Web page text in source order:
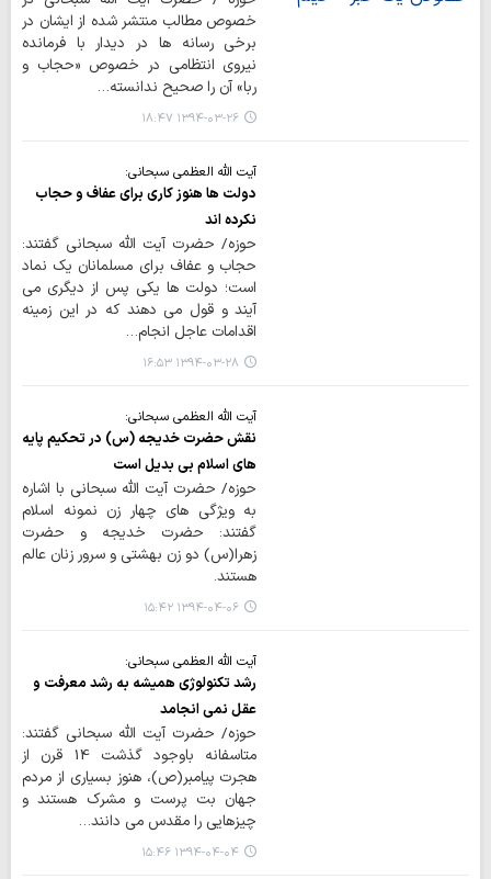
خصوص مطالب منتشر شده از ایشان در
برخی رسانه ها در دیدار با فرمانده
نیروی انتظامی در خصوص «حجاب و
ربا» آن را صحیح ندانسته…
۱۳۹۴-۰۳-۲۶ ۱۸:۴۷
آیت الله العظمی سبحانی:
دولت ها هنوز کاری برای عفاف و حجاب
نکرده اند
حوزه/ حضرت آیت الله سبحانی گفتند:
حجاب و عفاف برای مسلمانان یک نماد
است؛ دولت ها یکی پس از دیگری می
آیند و قول می دهند که در این زمینه
اقدامات عاجل انجام…
۱۳۹۴-۰۳-۲۸ ۱۶:۵۳
آیت الله العظمی سبحانی:
نقش حضرت خدیجه (س) در تحکیم پایه
های اسلام بی بدیل است
حوزه/ حضرت آیت الله سبحانی با اشاره
به ویژگی های چهار زن نمونه اسلام
گفتند: حضرت خدیجه و حضرت
زهرا(س) دو زن بهشتی و سرور زنان عالم
هستند.
۱۳۹۴-۰۴-۰۶ ۱۵:۴۲
آیت الله العظمی سبحانی:
رشد تکنولوژی همیشه به رشد معرفت و
عقل نمی انجامد
حوزه/ حضرت آیت الله سبحانی گفتند:
متاسفانه باوجود گذشت 14 قرن از
هجرت پیامبر(ص)، هنوز بسیاری از مردم
جهان بت پرست و مشرک هستند و
چیزهایی را مقدس می دانند…
۱۳۹۴-۰۴-۰۴ ۱۵:۴۶